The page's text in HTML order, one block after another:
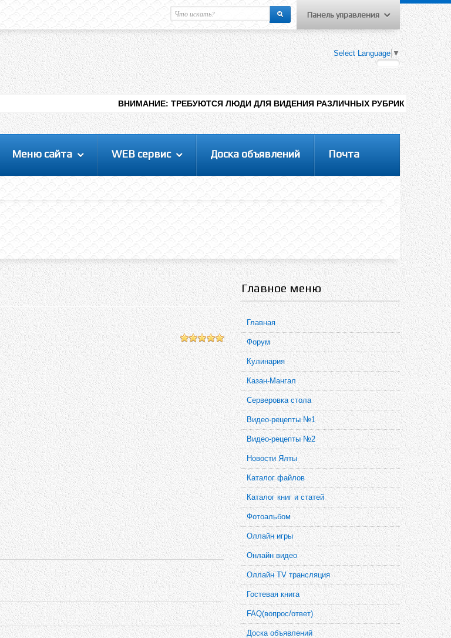
Здравствуйте уважаемыйГость. Чтобы
пользоваться данной панелью
управления, вам необходимо
авторизоваться на сайте под своим
логином, либо пройти регистрацию.
Меню пользователя
Вход на сайт
Регистрация
Панель управления
Select Language ▼
ВНИМАНИЕ: ТРЕБУЮТСЯ ЛЮДИ ДЛЯ ВИДЕНИЯ РАЗЛИЧНЫХ РУБРИК НА САЙТЕ ,
Меню сайта WEB сервис Доска объявлений Почта
Главное меню
Главная
Форум
Кулинария
Казан-Мангал
Серверовка стола
Видео-рецепты №1
Видео-рецепты №2
Новости Ялты
Каталог файлов
Каталог книг и статей
Фотоальбом
Оллайн игры
Онлайн видео
Оллайн TV трансляция
Гостевая книга
FAQ(вопрос/ответ)
Доска объявлений